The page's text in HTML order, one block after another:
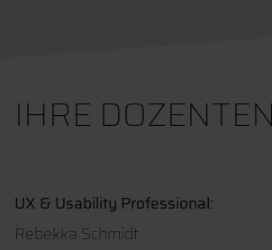
IHRE DOZENTEN
UX & Usability Professional:
Rebekka Schmidt